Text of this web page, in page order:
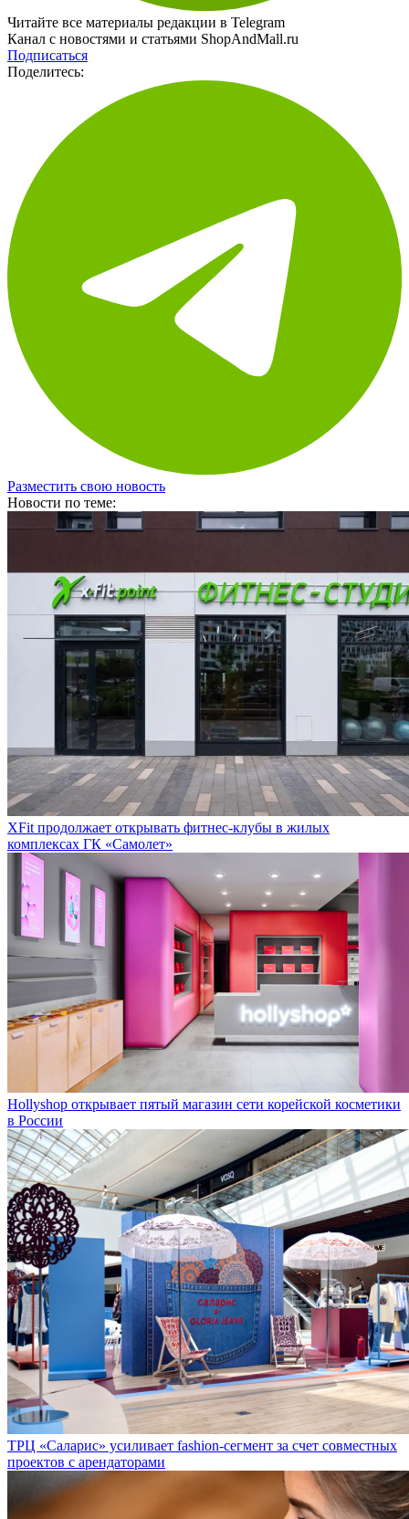
Читайте все материалы редакции в Telegram
Канал с новостями и статьями ShopAndMall.ru
Подписаться
Поделитесь:
Разместить свою новость
Новости по теме:
XFit продолжает открывать фитнес-клубы в жилых
комплексах ГК «Самолет»
Hollyshop открывает пятый магазин сети корейской косметики
в России
ТРЦ «Саларис» усиливает fashion-сегмент за счет совместных
проектов с арендаторами